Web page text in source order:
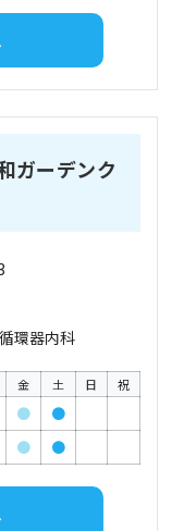
ーデンク
環器内科
金 土 日 祝
●
●
● ●